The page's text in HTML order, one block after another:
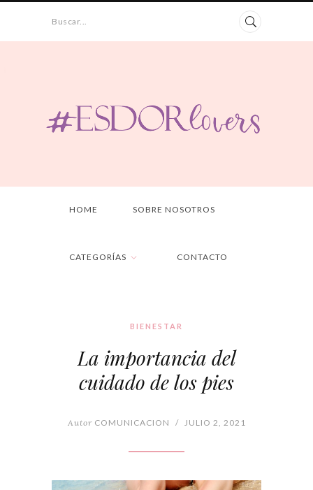
Buscar...
HOME SOBRE NOSOTROS
CATEGORÍAS CONTACTO
BIENESTAR
La importancia del
cuidado de los pies
AutorCOMUNICACION / JULIO 2, 2021